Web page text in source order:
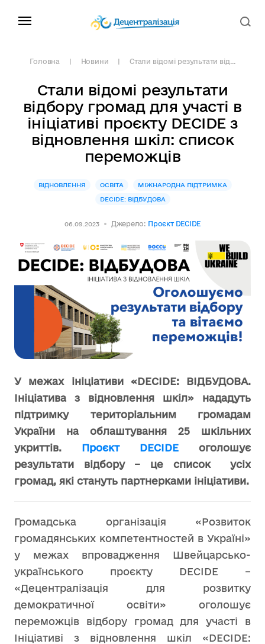
Головна Новини Стали відомі результати від...
Стали відомі результати
відбору громад для участі в
ініціативі проєкту DECIDE з
відновлення шкіл: список
переможців
ВІДНОВЛЕННЯ ОСВІТА
МІЖНАРОДНА ПІДТРИМКА
DECIDE: ВІДБУДОВА
06.09.2023 Джерело: Проєкт DECIDE
У межах ініціативи «DECIDE: ВІДБУДОВА.
Ініціатива з відновлення шкіл» нададуть
підтримку територіальним громадам
України на облаштування 25 шкільних
укриттів. Проєкт DECIDE оголошує
результати відбору – це список усіх
громад, які стануть партнерками ініціативи.
Громадська організація «Розвиток
громадянських компетентностей в Україні»
у межах впровадження Швейцарсько-
українського проєкту DECIDE –
«Децентралізація для розвитку
демократичної освіти» оголошує
переможців відбору громад для участі в
Ініціативі з відновлення шкіл «DECIDE: